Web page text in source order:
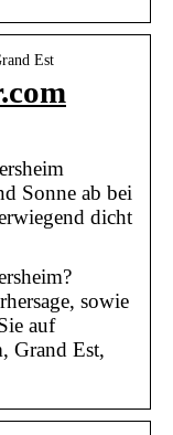
Est
Sonne ab bei
dicht
sowie
auf
Grand Est,